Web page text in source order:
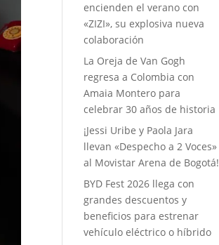
encienden el verano con
«ZIZI», su explosiva nueva
colaboración
La Oreja de Van Gogh
regresa a Colombia con
Amaia Montero para
celebrar 30 años de historia
¡Jessi Uribe y Paola Jara
llevan «Despecho a 2 Voces»
al Movistar Arena de Bogotá!
BYD Fest 2026 llega con
grandes descuentos y
beneficios para estrenar
vehículo eléctrico o híbrido